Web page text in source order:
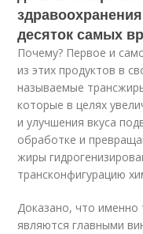
десяток самых
Почему? Первое и
из этих продуктов в
называемые
которые в целях
и улучшения вкуса
обработке и
жиры
трансконфигурацию
Доказано, что именно
являются главными